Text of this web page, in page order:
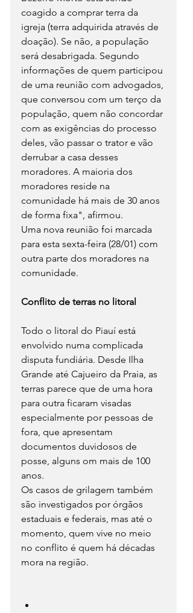
coagido a comprar terra da
igreja (terra adquirida através de
doação). Se não, a população
será desabrigada. Segundo
informações de quem participou
de uma reunião com advogados,
que conversou com um terço da
população, quem não concordar
com as exigências do processo
deles, vão passar o trator e vão
derrubar a casa desses
moradores. A maioria dos
moradores reside na
comunidade há mais de 30 anos
de forma fixa", afirmou.
Uma nova reunião foi marcada
para esta sexta-feira (28/01) com
outra parte dos moradores na
comunidade.
Conflito de terras no litoral
Todo o litoral do Piauí está
envolvido numa complicada
disputa fundiária. Desde Ilha
Grande até Cajueiro da Praia, as
terras parece que de uma hora
para outra ficaram visadas
especialmente por pessoas de
fora, que apresentam
documentos duvidosos de
posse, alguns om mais de 100
anos.
Os casos de grilagem também
são investigados por órgãos
estaduais e federais, mas até o
momento, quem vive no meio
no conflito é quem há décadas
mora na região.